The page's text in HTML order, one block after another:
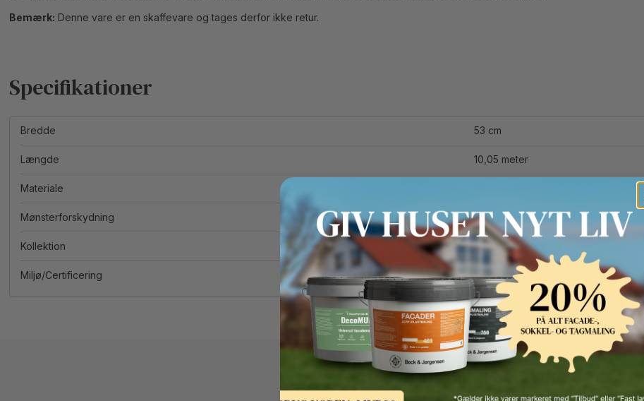
Bemærk: Denne vare er en skaffevare og tages derfor ikke retur.
Bredde 53 cm
Længde 10,05 meter
Materiale
Mønsterforskydning 26,5 cm (Lige på)
Kollektion Tales of the Manor
Miljø/Certificering
Andre kunder kigger også på